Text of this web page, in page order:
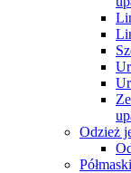
Odzież